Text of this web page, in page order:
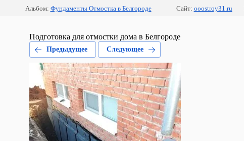
Альбом: Фундаменты Отмостка в Белгороде Сайт: ooostroy31.ru
Подготовка для отмостки дома в Белгороде
Предыдущее Следующее